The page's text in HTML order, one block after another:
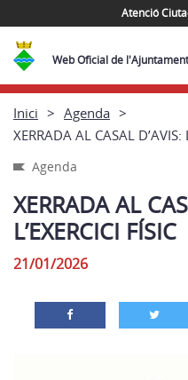
Atenció
Web Oficial de
Inici
Agenda
XERRADA AL CASAL D’AVIS:
Agenda
XERRADA AL
L’EXERCICI FÍSIC
21/01/2026